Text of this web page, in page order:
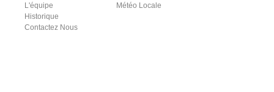
L'équipe
Historique
Contactez Nous
Météo Locale